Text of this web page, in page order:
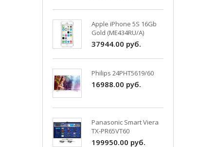
Apple iPhone 5S 16Gb
Gold (ME434RU/A)
37944.00 руб.
Philips 24PHT5619/60
16988.00 руб.
Panasonic Smart Viera
TX-PR65VT60
199950.00 руб.